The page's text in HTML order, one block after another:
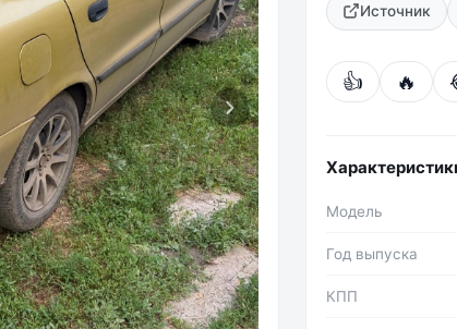
Источник
👍 🔥
Модель
Год выпуска
КПП